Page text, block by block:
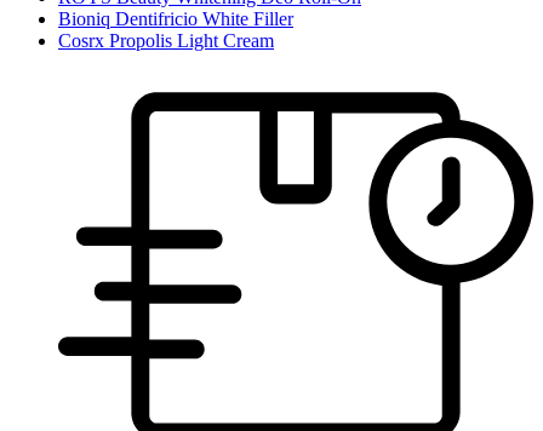
Bioniq Dentifricio White Filler
Cosrx Propolis Light Cream